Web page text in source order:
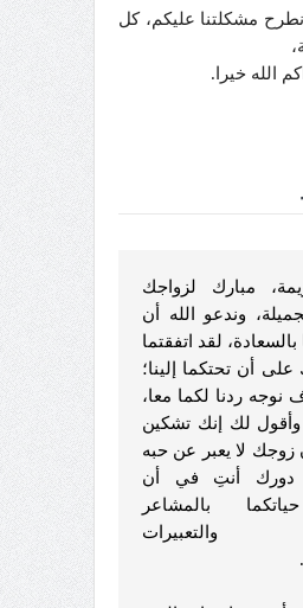
نطرح مشكلتنا عليكم، كل
الله خيرا.
مبارك لزواجك
وندعو الله أن
لقد اتفقتما
أن تحتكما إلينا؛
ردنا لكما معا،
وأقول لك إنك تشكين
زوجك لا يعبر عن حبه
دورك أنتِ في أن
بالمشاعر
والتعبيرات